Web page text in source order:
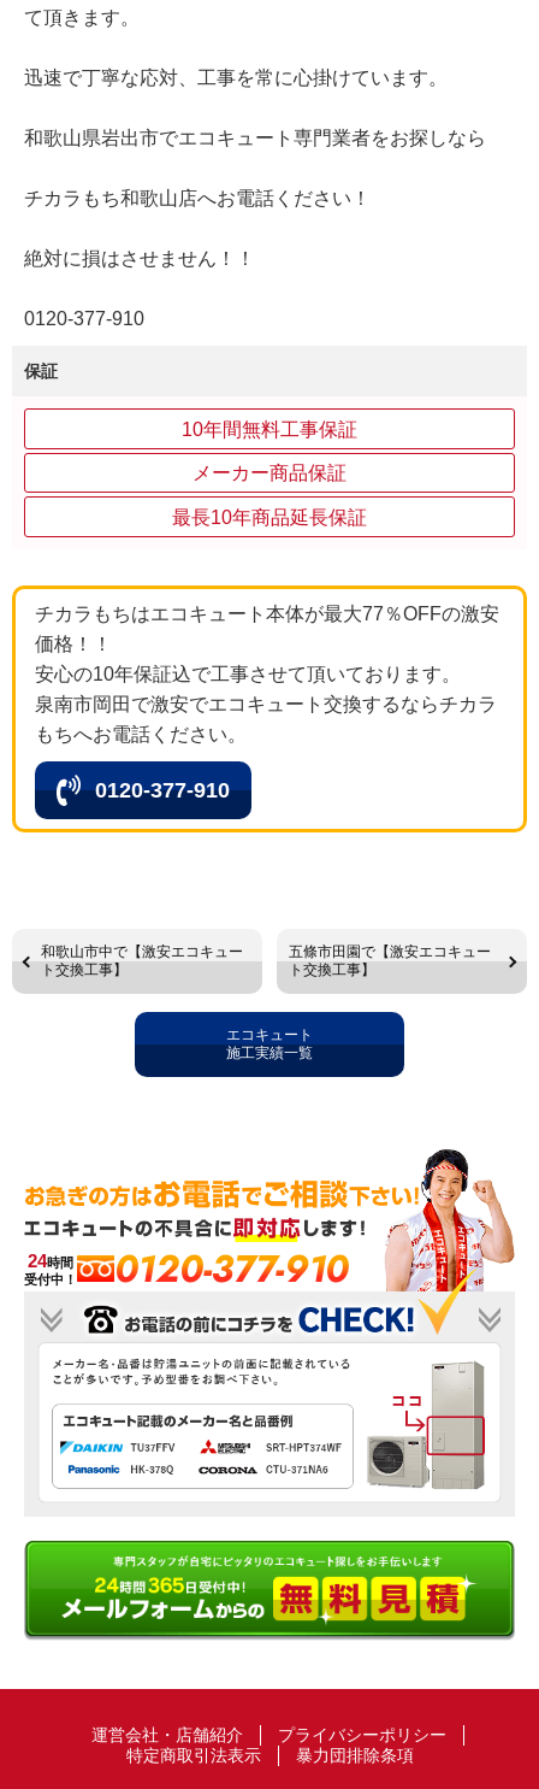
て頂きます。
迅速で丁寧な応対、工事を常に心掛けています。
和歌山県岩出市でエコキュート専門業者をお探しなら
チカラもち和歌山店へお電話ください！
絶対に損はさせません！！
0120‐377‐910
保証
10年間無料工事保証
メーカー商品保証
最長10年商品延長保証
チカラもちはエコキュート本体が最大77％OFFの激安
価格！！
安心の10年保証込で工事させて頂いております。
泉南市岡田で激安でエコキュート交換するならチカラ
もちへお電話ください。
0120-377-910
和歌山市中で【激安エコキュー
ト交換工事】
五條市田園で【激安エコキュー
ト交換工事】
エコキュート
施工実績一覧
24時間
受付中！
0120-377-910
運営会社・店舗紹介
プライバシーポリシー
特定商取引法表示
暴力団排除条項